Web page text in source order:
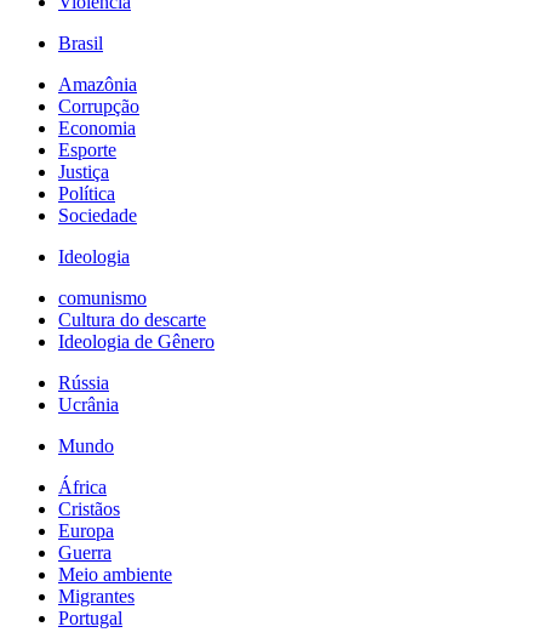
Brasil
Amazônia
Corrupção
Economia
Esporte
Justiça
Política
Sociedade
Ideologia
comunismo
Cultura do descarte
Ideologia de Gênero
Rússia
Ucrânia
Mundo
África
Cristãos
Europa
Guerra
Meio ambiente
Migrantes
Portugal